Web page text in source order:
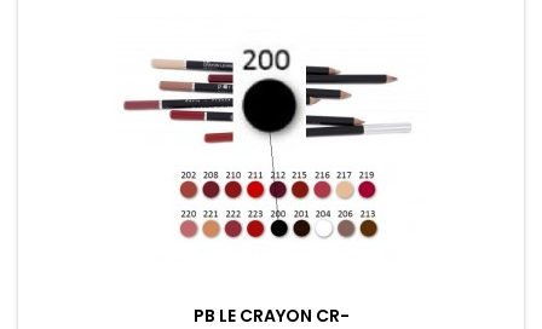
PB LE CRAYON CR-